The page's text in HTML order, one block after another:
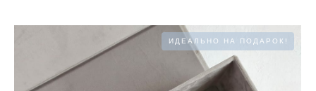
ИДЕАЛЬНО НА ПОДАРОК!